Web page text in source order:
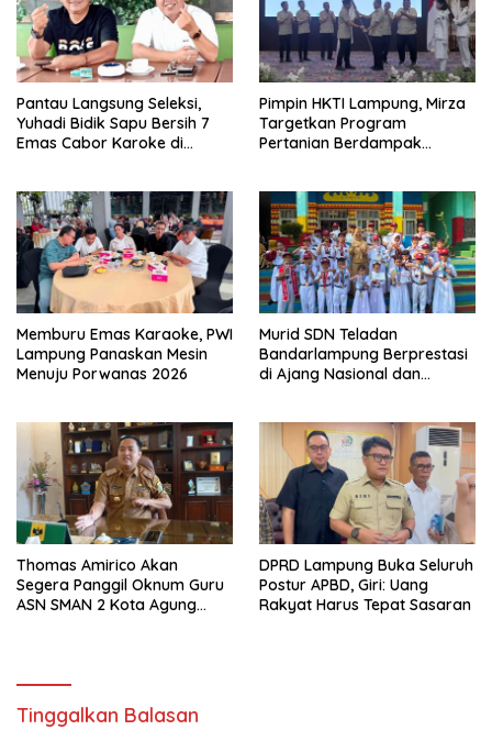
Pantau Langsung Seleksi,
Yuhadi Bidik Sapu Bersih 7
Emas Cabor Karoke di
Pimpin HKTI Lampung, Mirza
Targetkan Program
Pertanian Berdampak
Memburu Emas Karaoke, PWI
Lampung Panaskan Mesin
Menuju Porwanas 2026
Murid SDN Teladan
Bandarlampung Berprestasi
di Ajang Nasional dan
Thomas Amirico Akan
Segera Panggil Oknum Guru
ASN SMAN 2 Kota Agung
DPRD Lampung Buka Seluruh
Postur APBD, Giri: Uang
Rakyat Harus Tepat Sasaran
Tinggalkan Balasan